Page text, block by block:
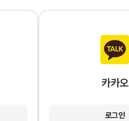
카카오
로그인